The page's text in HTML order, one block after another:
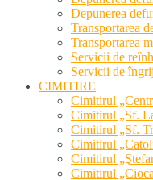
Depunerea
Transportarea
Transportarea
Servicii de
Servicii de
CIMITIRE
Cimitirul
Cimitirul „Sf.
Cimitirul „Sf.
Cimitirul
Cimitirul
Cimitirul